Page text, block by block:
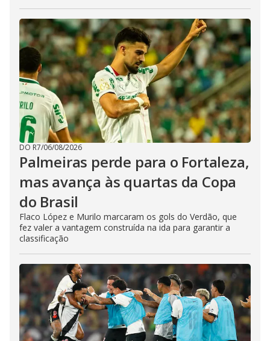
DO R7/06/08/2026
Palmeiras perde para o Fortaleza,
mas avança às quartas da Copa
do Brasil
Flaco López e Murilo marcaram os gols do Verdão, que
fez valer a vantagem construída na ida para garantir a
classificação